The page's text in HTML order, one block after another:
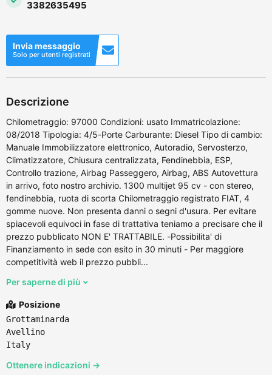
3382635495
Invia messaggio
Solo per utenti registrati
Descrizione
Chilometraggio: 97000 Condizioni: usato Immatricolazione:
08/2018 Tipologia: 4/5-Porte Carburante: Diesel Tipo di cambio:
Manuale Immobilizzatore elettronico, Autoradio, Servosterzo,
Climatizzatore, Chiusura centralizzata, Fendinebbia, ESP,
Controllo trazione, Airbag Passeggero, Airbag, ABS Autovettura
in arrivo, foto nostro archivio. 1300 multijet 95 cv - con stereo,
fendinebbia, ruota di scorta Chilometraggio registrato FIAT, 4
gomme nuove. Non presenta danni o segni d'usura. Per evitare
spiacevoli equivoci in fase di trattativa teniamo a precisare che il
prezzo pubblicato NON E' TRATTABILE. -Possibilita' di
Finanziamento in sede con esito in 30 minuti - Per maggiore
competitività web il prezzo pubbli...
Per saperne di più
Posizione
Grottaminarda
Avellino
Italy
Ottenere indicazioni →